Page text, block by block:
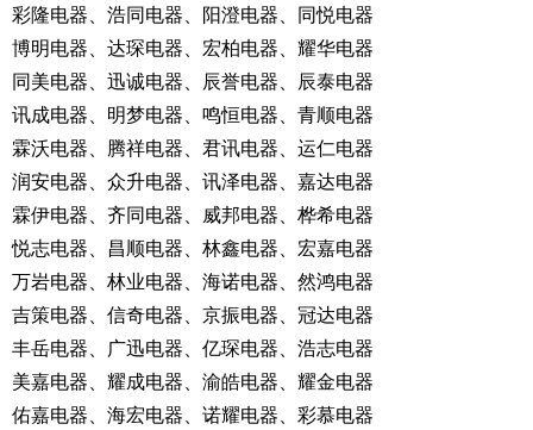
彩隆电器、浩同电器、阳澄电器、同悦电器
博明电器、达琛电器、宏柏电器、耀华电器
同美电器、迅诚电器、辰誉电器、辰泰电器
讯成电器、明梦电器、鸣恒电器、青顺电器
霖沃电器、腾祥电器、君讯电器、运仁电器
润安电器、众升电器、讯泽电器、嘉达电器
霖伊电器、齐同电器、威邦电器、桦希电器
悦志电器、昌顺电器、林鑫电器、宏嘉电器
万岩电器、林业电器、海诺电器、然鸿电器
吉策电器、信奇电器、京振电器、冠达电器
丰岳电器、广迅电器、亿琛电器、浩志电器
美嘉电器、耀成电器、渝皓电器、耀金电器
佑嘉电器、海宏电器、诺耀电器、彩慕电器